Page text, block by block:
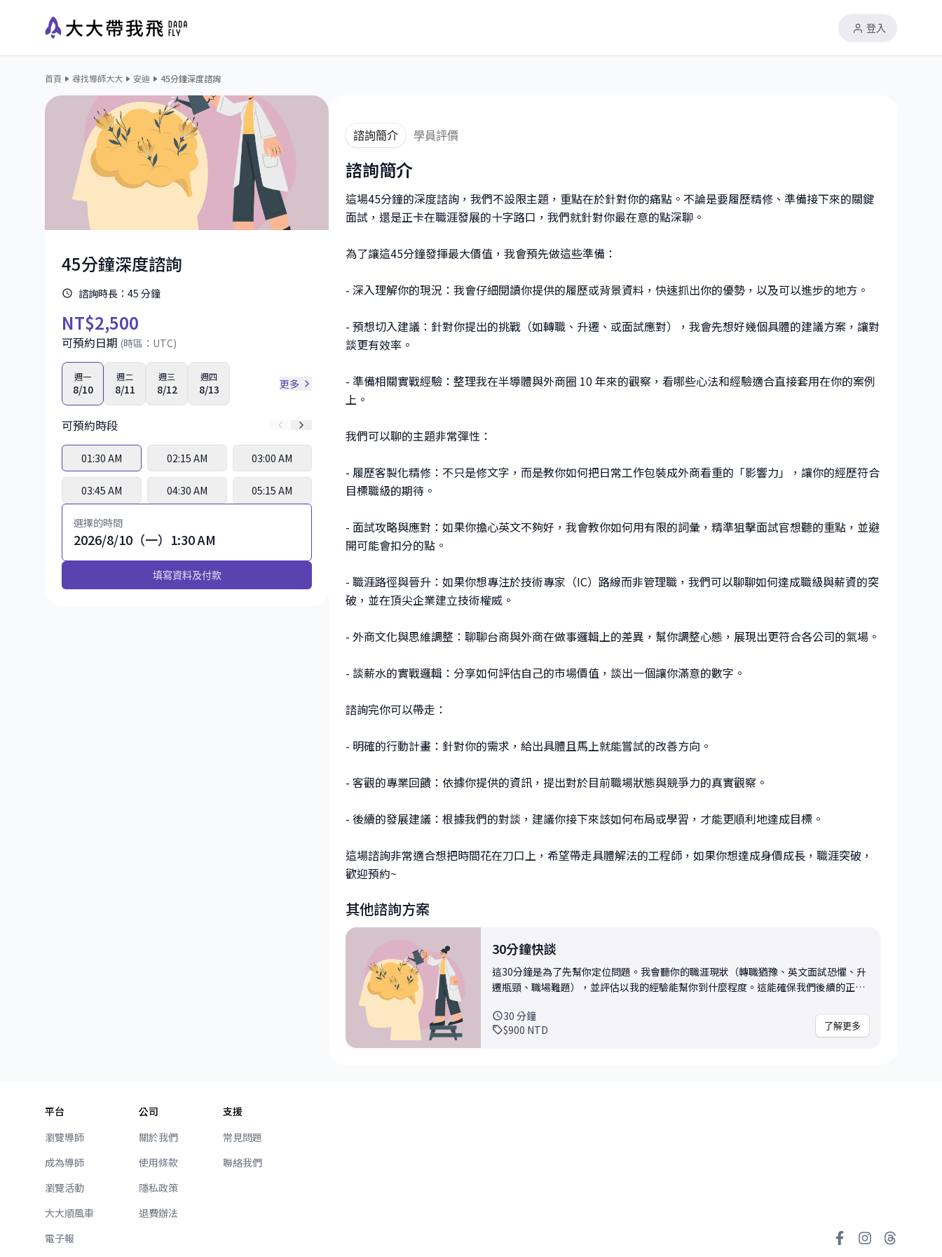
登入
首頁 尋找導師大大 安迪 45分鐘深度諮詢
45分鐘深度諮詢
諮詢時長： 45 分鐘
NT$2,500
可預約日期 (時區： UTC)
週一
8/10
週二
8/11
週三
8/12
週四
8/13 更多
可預約時段
01:30 AM 02:15 AM 03:00 AM
03:45 AM 04:30 AM 05:15 AM
選擇的時間
2026/8/10（一）1:30 AM
填寫資料及付款
諮詢簡介 學員評價
諮詢簡介
這場45分鐘的深度諮詢，我們不設限主題，重點在於針對你的痛點。不論是要履歷精修、準備接下來的關鍵
面試，還是正卡在職涯發展的十字路口，我們就針對你最在意的點深聊。
為了讓這45分鐘發揮最大價值，我會預先做這些準備：
- 深入理解你的現況：我會仔細閱讀你提供的履歷或背景資料，快速抓出你的優勢，以及可以進步的地方。
- 預想切入建議：針對你提出的挑戰（如轉職、升遷、或面試應對），我會先想好幾個具體的建議方案，讓對
談更有效率。
- 準備相關實戰經驗：整理我在半導體與外商圈 10 年來的觀察，看哪些心法和經驗適合直接套用在你的案例
上。
我們可以聊的主題非常彈性：
- 履歷客製化精修：不只是修文字，而是教你如何把日常工作包裝成外商看重的「影響力」，讓你的經歷符合
目標職級的期待。
- 面試攻略與應對：如果你擔心英文不夠好，我會教你如何用有限的詞彙，精準狙擊面試官想聽的重點，並避
開可能會扣分的點。
- 職涯路徑與晉升：如果你想專注於技術專家（IC）路線而非管理職，我們可以聊聊如何達成職級與薪資的突
破，並在頂尖企業建立技術權威。
- 外商文化與思維調整：聊聊台商與外商在做事邏輯上的差異，幫你調整心態，展現出更符合各公司的氣場。
- 談薪水的實戰邏輯：分享如何評估自己的市場價值，談出一個讓你滿意的數字。
諮詢完你可以帶走：
- 明確的行動計畫：針對你的需求，給出具體且馬上就能嘗試的改善方向。
- 客觀的專業回饋：依據你提供的資訊，提出對於目前職場狀態與競爭力的真實觀察。
- 後續的發展建議：根據我們的對談，建議你接下來該如何布局或學習，才能更順利地達成目標。
這場諮詢非常適合想把時間花在刀口上，希望帶走具體解法的工程師，如果你想達成身價成長，職涯突破，
歡迎預約~
其他諮詢方案
30分鐘快談
這30分鐘是為了先幫你定位問題。我會聽你的職涯現狀（轉職猶豫、英文面試恐懼、升
遷瓶頸、職場難題），並評估以我的經驗能幫你到什麼程度。這能確保我們後續的正式
30 分鐘
$900 NTD 了解更多
平台
瀏覽導師
成為導師
瀏覽活動
大大順風車
電子報
公司
關於我們
使用條款
隱私政策
退費辦法
支援
常見問題
聯絡我們